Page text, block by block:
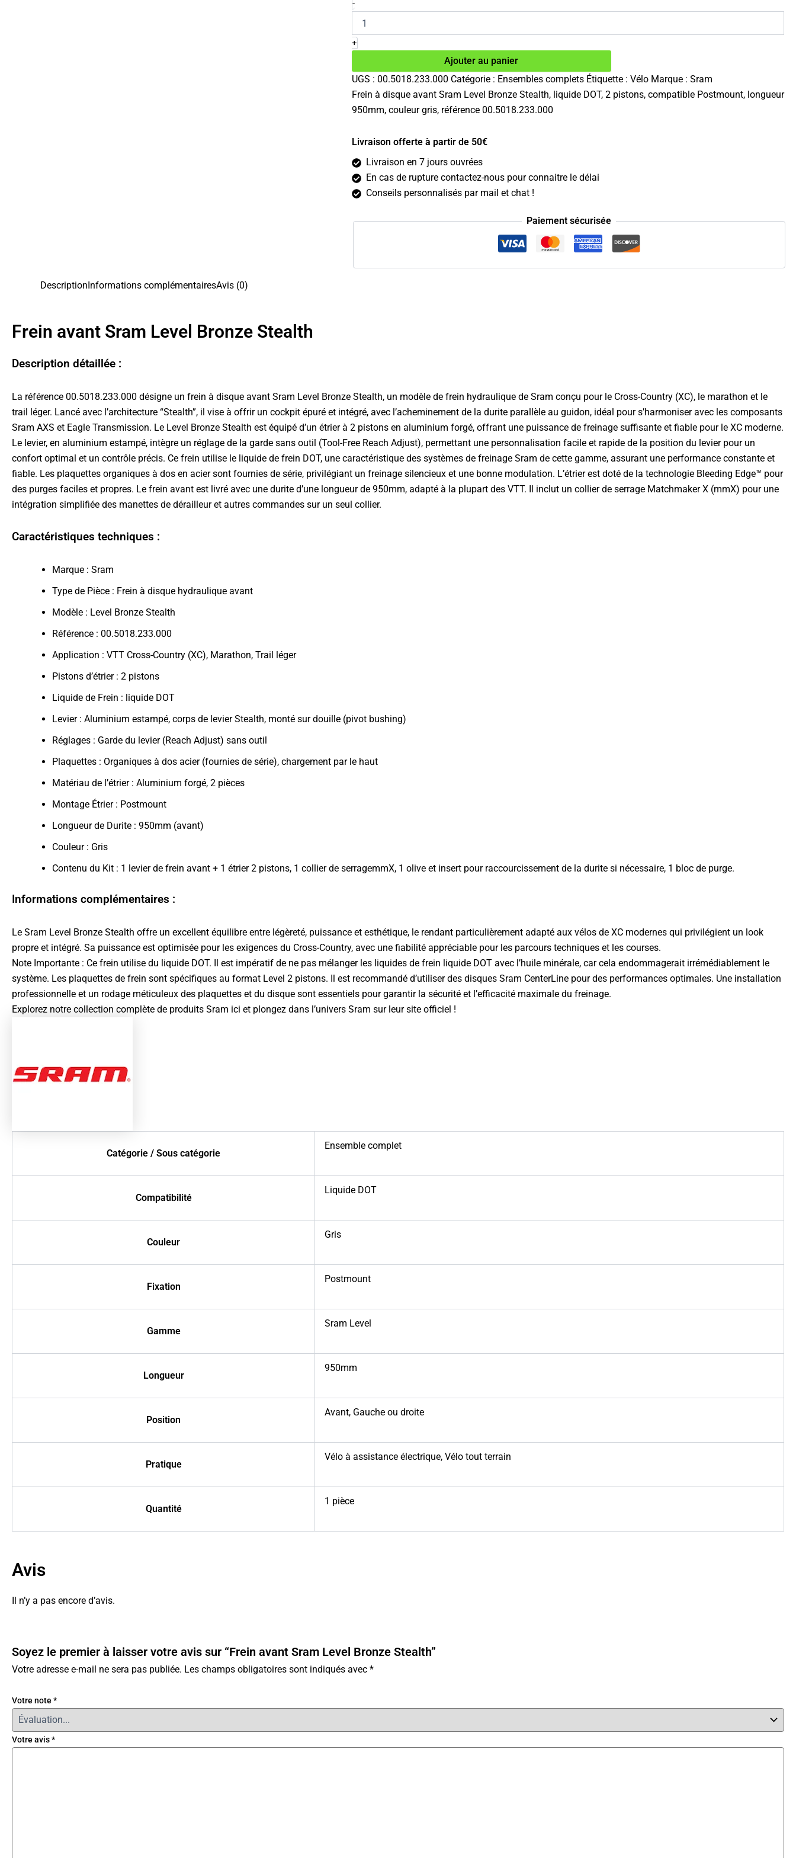
185.00€.98.66€.
-
de
Frein
avant
Sram
Bronze
Stealth
+
Ajouter au panier
UGS : 00.5018.233.000 Catégorie : Ensembles complets Étiquette : Vélo Marque : Sram
Frein à disque avant Sram Level Bronze Stealth, liquide DOT, 2 pistons, compatible Postmount, longueur
950mm, couleur gris, référence 00.5018.233.000
Livraison offerte à partir de 50€
Livraison en 7 jours ouvrées
En cas de rupture contactez-nous pour connaitre le délai
Conseils personnalisés par mail et chat !
Paiement sécurisée
DescriptionInformations complémentairesAvis (0)
Frein avant Sram Level Bronze Stealth
Description détaillée :
La référence 00.5018.233.000 désigne un frein à disque avant Sram Level Bronze Stealth, un modèle de frein hydraulique de Sram conçu pour le Cross-Country (XC), le marathon et le
trail léger. Lancé avec l’architecture “Stealth”, il vise à offrir un cockpit épuré et intégré, avec l’acheminement de la durite parallèle au guidon, idéal pour s’harmoniser avec les composants
Sram AXS et Eagle Transmission. Le Level Bronze Stealth est équipé d’un étrier à 2 pistons en aluminium forgé, offrant une puissance de freinage suffisante et fiable pour le XC moderne.
Le levier, en aluminium estampé, intègre un réglage de la garde sans outil (Tool-Free Reach Adjust), permettant une personnalisation facile et rapide de la position du levier pour un
confort optimal et un contrôle précis. Ce frein utilise le liquide de frein DOT, une caractéristique des systèmes de freinage Sram de cette gamme, assurant une performance constante et
fiable. Les plaquettes organiques à dos en acier sont fournies de série, privilégiant un freinage silencieux et une bonne modulation. L’étrier est doté de la technologie Bleeding Edge™ pour
des purges faciles et propres. Le frein avant est livré avec une durite d’une longueur de 950mm, adapté à la plupart des VTT. Il inclut un collier de serrage Matchmaker X (mmX) pour une
intégration simplifiée des manettes de dérailleur et autres commandes sur un seul collier.
Caractéristiques techniques :
Marque : Sram
Type de Pièce : Frein à disque hydraulique avant
Modèle : Level Bronze Stealth
Référence : 00.5018.233.000
Application : VTT Cross-Country (XC), Marathon, Trail léger
Pistons d’étrier : 2 pistons
Liquide de Frein : liquide DOT
Levier : Aluminium estampé, corps de levier Stealth, monté sur douille (pivot bushing)
Réglages : Garde du levier (Reach Adjust) sans outil
Plaquettes : Organiques à dos acier (fournies de série), chargement par le haut
Matériau de l’étrier : Aluminium forgé, 2 pièces
Montage Étrier : Postmount
Longueur de Durite : 950mm (avant)
Couleur : Gris
Contenu du Kit : 1 levier de frein avant + 1 étrier 2 pistons, 1 collier de serragemmX, 1 olive et insert pour raccourcissement de la durite si nécessaire, 1 bloc de purge.
Informations complémentaires :
Le Sram Level Bronze Stealth offre un excellent équilibre entre légèreté, puissance et esthétique, le rendant particulièrement adapté aux vélos de XC modernes qui privilégient un look
propre et intégré. Sa puissance est optimisée pour les exigences du Cross-Country, avec une fiabilité appréciable pour les parcours techniques et les courses.
Note Importante : Ce frein utilise du liquide DOT. Il est impératif de ne pas mélanger les liquides de frein liquide DOT avec l’huile minérale, car cela endommagerait irrémédiablement le
système. Les plaquettes de frein sont spécifiques au format Level 2 pistons. Il est recommandé d’utiliser des disques Sram CenterLine pour des performances optimales. Une installation
professionnelle et un rodage méticuleux des plaquettes et du disque sont essentiels pour garantir la sécurité et l’efficacité maximale du freinage.
Explorez notre collection complète de produits Sram ici et plongez dans l’univers Sram sur leur site officiel !
Catégorie / Sous catégorie
Ensemble complet
Compatibilité
Liquide DOT
Couleur
Gris
Fixation
Postmount
Gamme
Sram Level
Longueur
950mm
Position
Avant, Gauche ou droite
Pratique
Vélo à assistance électrique, Vélo tout terrain
Quantité
1 pièce
Avis
Il n’y a pas encore d’avis.
Soyez le premier à laisser votre avis sur “Frein avant Sram Level Bronze Stealth”
Votre adresse e-mail ne sera pas publiée. Les champs obligatoires sont indiqués avec *
Votre note *
Votre avis*